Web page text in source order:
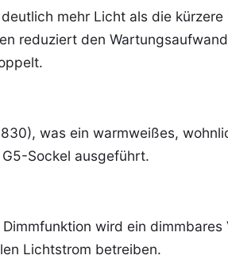
mehr Licht als die
reduziert den
was ein warmweißes,
Sockel ausgeführt.
wird ein dimmbares
Lichtstrom betreiben.